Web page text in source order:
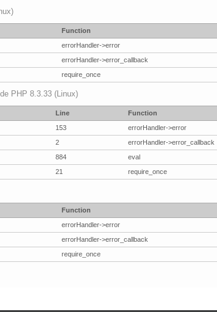
Function
errorHandler->error
errorHandler->error_callback
require_once
PHP 8.3.33 (Linux)
Line
Function
153
errorHandler->error
2
errorHandler->error_callback
884
eval
21 require_once
Function
errorHandler->error
errorHandler->error_callback
require_once